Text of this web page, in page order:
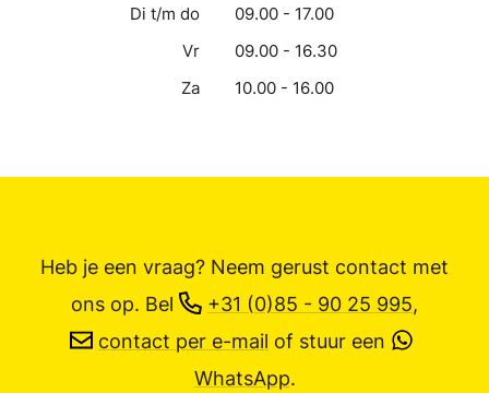
Di t/m do
09.00 - 17.00
Vr
09.00 - 16.30
Za
10.00 - 16.00
Heb je een vraag? Neem gerust contact met
ons op. Bel +31 (0)85 - 90 25 995,
contact per e-mail of stuur een
WhatsApp.